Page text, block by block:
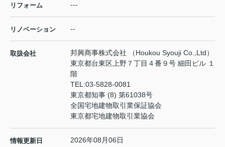
リフォーム ---
リノベーション --
取扱会社
邦興商事株式会社 （Houkou Syouji Co.,Ltd）
東京都台東区上野７丁目４番９号 細田ビル １
階
TEL:03-5828-0081
東京都知事 (8) 第61038号
全国宅地建物取引業保証協会
東京都宅地建物取引業協会
情報更新日 2026年08月06日